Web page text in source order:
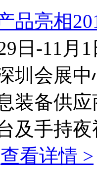
品亮相
日-11月
圳会展
装备供
及手持
查看详情 >